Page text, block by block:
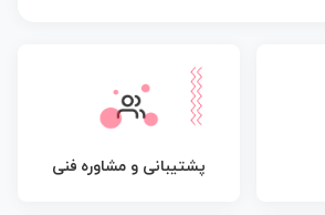
پشتیبانی و مشاوره فنی